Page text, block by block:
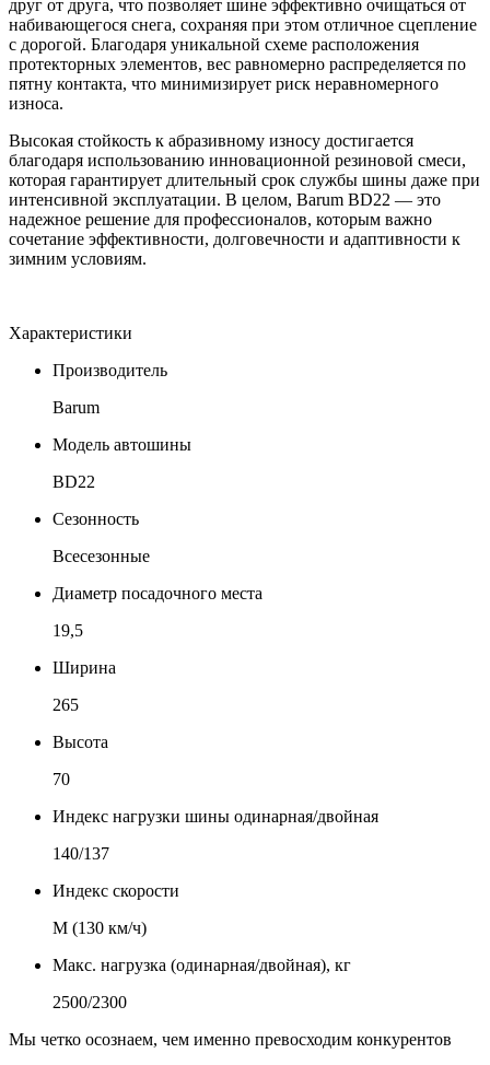
друг от друга, что позволяет шине эффективно очищаться от
набивающегося снега, сохраняя при этом отличное сцепление
с дорогой. Благодаря уникальной схеме расположения
протекторных элементов, вес равномерно распределяется по
пятну контакта, что минимизирует риск неравномерного
износа.
Высокая стойкость к абразивному износу достигается
благодаря использованию инновационной резиновой смеси,
которая гарантирует длительный срок службы шины даже при
интенсивной эксплуатации. В целом, Barum BD22 — это
надежное решение для профессионалов, которым важно
сочетание эффективности, долговечности и адаптивности к
зимним условиям.
Характеристики
Производитель
Barum
Модель автошины
BD22
Сезонность
Всесезонные
Диаметр посадочного места
19,5
Ширина
265
Высота
70
Индекс нагрузки шины одинарная/двойная
140/137
Индекс скорости
М (130 км/ч)
Макс. нагрузка (одинарная/двойная), кг
2500/2300
Мы четко осознаем, чем именно превосходим конкурентов